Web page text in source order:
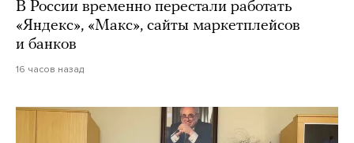
В России временно перестали работать
«Яндекс», «Макс», сайты маркетплейсов
и банков
16 часов назад